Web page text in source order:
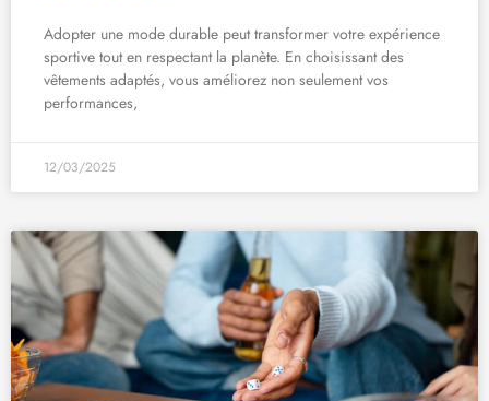
Adopter une mode durable peut transformer votre expérience
sportive tout en respectant la planète. En choisissant des
vêtements adaptés, vous améliorez non seulement vos
performances,
12/03/2025